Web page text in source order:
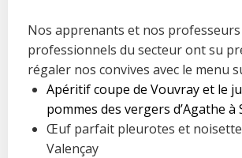
Nos apprenants et nos professeurs
professionnels du secteur ont su
régaler nos convives avec le menu
Apéritif coupe de Vouvray et le
pommes des vergers d’Agathe
Œuf parfait pleurotes et
Valençay